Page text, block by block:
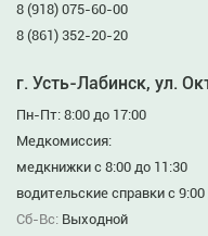
8 (918) 075-60-00
8 (861) 352-20-20
г. Усть-Лабинск, ул.
Пн-Пт: 8:00 до 17:00
Медкомиссия:
медкнижки с 8:00 до 11:30
водительские справки с
Сб-Вс: Выходной